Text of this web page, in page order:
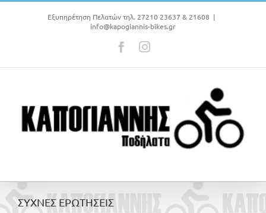
Μετάβαση
Εξυπηρέτηση Πελατών τηλ. 27210 23637 & 21608 |
info@kapogiannis-bikes.gr
FacebookInstagram
ΣΥΧΝΕΣ ΕΡΩΤΗΣΕΙΣ